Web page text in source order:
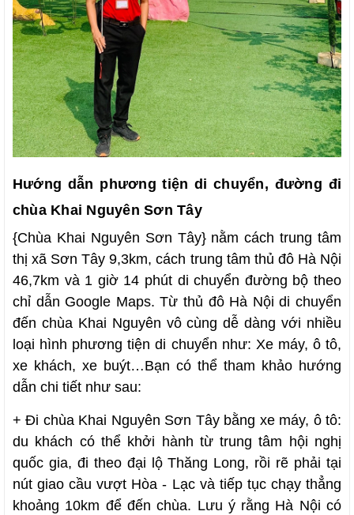
Hướng dẫn phương tiện di chuyển, đường đi
chùa Khai Nguyên Sơn Tây
{Chùa Khai Nguyên Sơn Tây} nằm cách trung tâm
thị xã Sơn Tây 9,3km, cách trung tâm thủ đô Hà Nội
46,7km và 1 giờ 14 phút di chuyển đường bộ theo
chỉ dẫn Google Maps. Từ thủ đô Hà Nội di chuyển
đến chùa Khai Nguyên vô cùng dễ dàng với nhiều
loại hình phương tiện di chuyển như: Xe máy, ô tô,
xe khách, xe buýt…Bạn có thể tham khảo hướng
dẫn chi tiết như sau:
+ Đi chùa Khai Nguyên Sơn Tây bằng xe máy, ô tô:
du khách có thể khởi hành từ trung tâm hội nghị
quốc gia, đi theo đại lộ Thăng Long, rồi rẽ phải tại
nút giao cầu vượt Hòa - Lạc và tiếp tục chạy thẳng
khoảng 10km để đến chùa. Lưu ý rằng Hà Nội có